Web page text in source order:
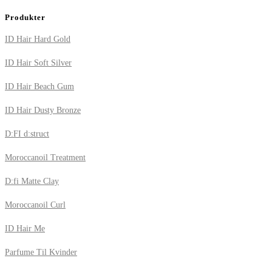
Produkter
ID Hair Hard Gold
ID Hair Soft Silver
ID Hair Beach Gum
ID Hair Dusty Bronze
D:FI d:struct
Moroccanoil Treatment
D:fi Matte Clay
Moroccanoil Curl
ID Hair Me
Parfume Til Kvinder